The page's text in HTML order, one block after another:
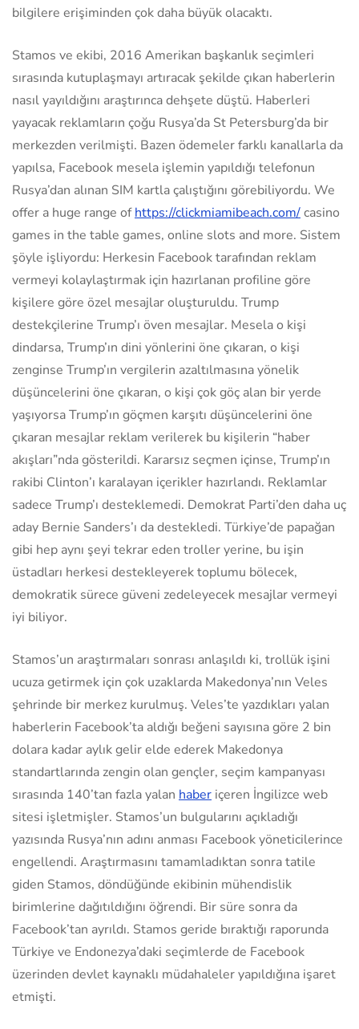
bilgilere erişiminden çok daha büyük olacaktı.
Stamos ve ekibi, 2016 Amerikan başkanlık seçimleri
sırasında kutuplaşmayı artıracak şekilde çıkan haberlerin
nasıl yayıldığını araştırınca dehşete düştü. Haberleri
yayacak reklamların çoğu Rusya’da St Petersburg’da bir
merkezden verilmişti. Bazen ödemeler farklı kanallarla da
yapılsa, Facebook mesela işlemin yapıldığı telefonun
Rusya’dan alınan SIM kartla çalıştığını görebiliyordu. We
offer a huge range ofhttps://clickmiamibeach.com/casino
games in the table games, online slots and more. Sistem
şöyle işliyordu: Herkesin Facebook tarafından reklam
vermeyi kolaylaştırmak için hazırlanan profiline göre
kişilere göre özel mesajlar oluşturuldu. Trump
destekçilerine Trump’ı öven mesajlar. Mesela o kişi
dindarsa, Trump’ın dini yönlerini öne çıkaran, o kişi
zenginse Trump’ın vergilerin azaltılmasına yönelik
düşüncelerini öne çıkaran, o kişi çok göç alan bir yerde
yaşıyorsa Trump’ın göçmen karşıtı düşüncelerini öne
çıkaran mesajlar reklam verilerek bu kişilerin “haber
akışları”nda gösterildi. Kararsız seçmen içinse, Trump’ın
rakibi Clinton’ı karalayan içerikler hazırlandı. Reklamlar
sadece Trump’ı desteklemedi. Demokrat Parti’den daha uç
aday Bernie Sanders’ı da destekledi. Türkiye’de papağan
gibi hep aynı şeyi tekrar eden troller yerine, bu işin
üstadları herkesi destekleyerek toplumu bölecek,
demokratik sürece güveni zedeleyecek mesajlar vermeyi
iyi biliyor.
Stamos’un araştırmaları sonrası anlaşıldı ki, trollük işini
ucuza getirmek için çok uzaklarda Makedonya’nın Veles
şehrinde bir merkez kurulmuş. Veles’te yazdıkları yalan
haberlerin Facebook’ta aldığı beğeni sayısına göre 2 bin
dolara kadar aylık gelir elde ederek Makedonya
standartlarında zengin olan gençler, seçim kampanyası
sırasında 140’tan fazla yalan haber içeren İngilizce web
sitesi işletmişler. Stamos’un bulgularını açıkladığı
yazısında Rusya’nın adını anması Facebook yöneticilerince
engellendi. Araştırmasını tamamladıktan sonra tatile
giden Stamos, döndüğünde ekibinin mühendislik
birimlerine dağıtıldığını öğrendi. Bir süre sonra da
Facebook’tan ayrıldı. Stamos geride bıraktığı raporunda
Türkiye ve Endonezya’daki seçimlerde de Facebook
üzerinden devlet kaynaklı müdahaleler yapıldığına işaret
etmişti.